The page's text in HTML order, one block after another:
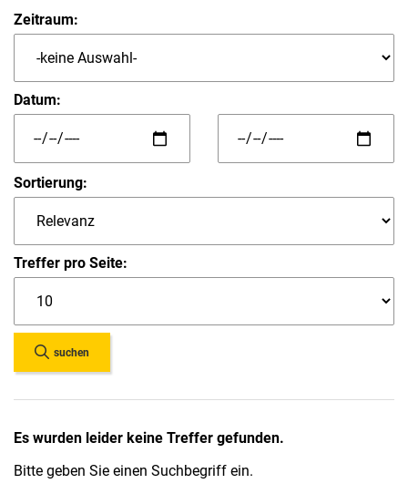
Zeitraum:
Datum:
Sortierung:
Treffer pro Seite:
suchen
Es wurden leider keine Treffer gefunden.
Bitte geben Sie einen Suchbegriff ein.